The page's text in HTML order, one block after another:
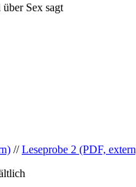
Sex sagt
//Leseprobe 2 (PDF,